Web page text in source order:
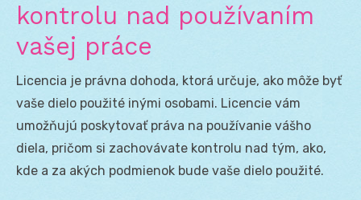
kontrolu nad používaním
vašej práce
Licencia je právna dohoda, ktorá určuje, ako môže byť
vaše dielo použité inými osobami. Licencie vám
umožňujú poskytovať práva na používanie vášho
diela, pričom si zachovávate kontrolu nad tým, ako,
kde a za akých podmienok bude vaše dielo použité.